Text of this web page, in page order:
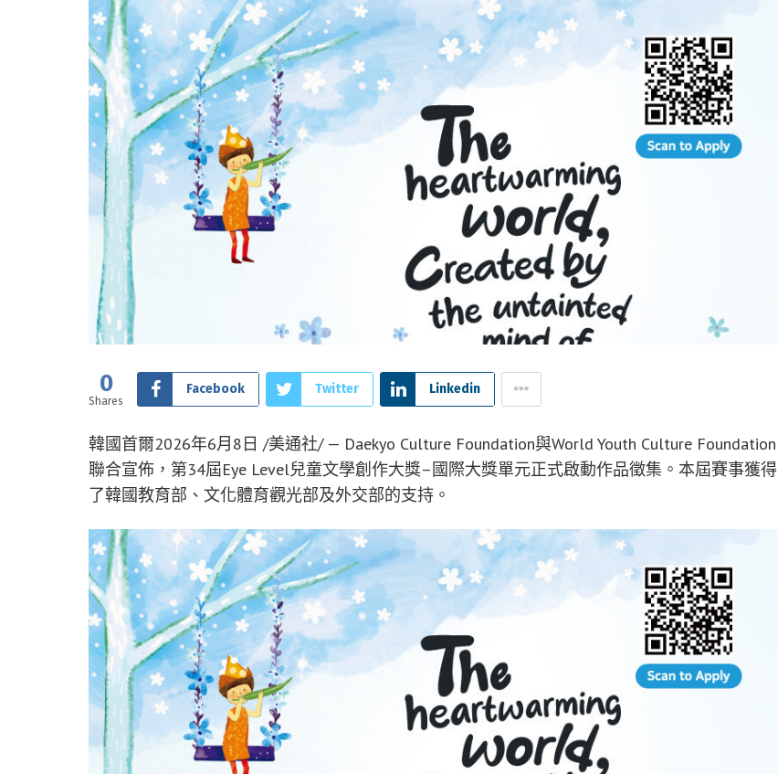
0
Shares
Facebook Twitter Linkedin
韓國首爾2026年6月8日 /美通社/ — Daekyo Culture Foundation與World Youth Culture Foundation
聯合宣佈，第34屆Eye Level兒童文學創作大獎–國際大獎單元正式啟動作品徵集。本屆賽事獲得
了韓國教育部、文化體育觀光部及外交部的支持。